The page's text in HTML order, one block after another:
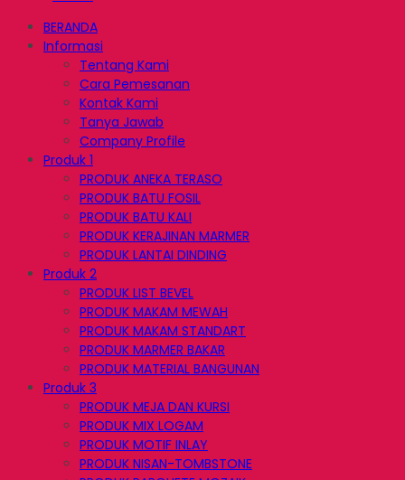
BERANDA
Informasi
Tentang Kami
Cara Pemesanan
Kontak Kami
Tanya Jawab
Company Profile
Produk 1
PRODUK ANEKA TERASO
PRODUK BATU FOSIL
PRODUK BATU KALI
PRODUK KERAJINAN MARMER
PRODUK LANTAI DINDING
Produk 2
PRODUK LIST BEVEL
PRODUK MAKAM MEWAH
PRODUK MAKAM STANDART
PRODUK MARMER BAKAR
PRODUK MATERIAL BANGUNAN
Produk 3
PRODUK MEJA DAN KURSI
PRODUK MIX LOGAM
PRODUK MOTIF INLAY
PRODUK NISAN-TOMBSTONE